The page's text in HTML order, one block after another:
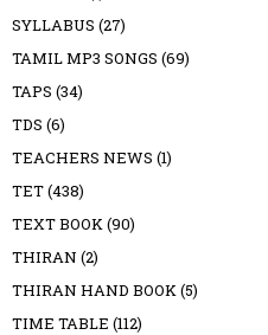
SYLLABUS (27)
TAMIL MP3 SONGS (69)
TAPS (34)
TDS (6)
TEACHERS NEWS (1)
TET(438)
TEXT BOOK(90)
THIRAN (2)
THIRAN HAND BOOK(5)
TIME TABLE (112)